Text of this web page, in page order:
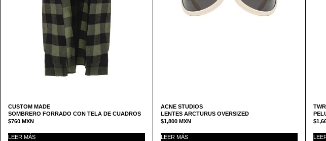
CUSTOM MADE
SOMBRERO FORRADO CON TELA DE CUADROS
$760 MXN
LEER MÁS
ACNE STUDIOS
LENTES ARCTURUS OVERSIZED
$1,800 MXN
LEER MÁS
TWR
$